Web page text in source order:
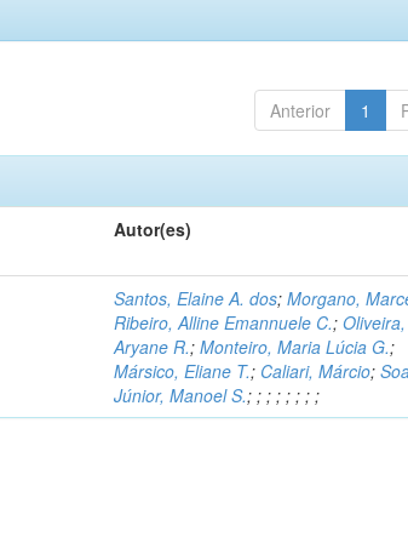
Anterior 1
Autor(es)
Santos, Elaine A. dos;Morgano,
Ribeiro, Alline Emannuele C.;Oliveira,
Aryane R.;Monteiro, Maria Lúcia G.;
Mársico, Eliane T.; Caliari, Márcio;
Júnior, Manoel S.;;;;;;;;